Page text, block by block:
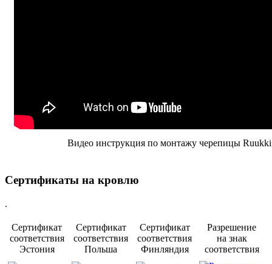
Видео инструкция по монтажу черепицы Ruukki
Сертификаты на кровлю
.
Сертификат
соответствия
Эстония
Сертификат
соответствия
Польша
Сертификат
соответствия
Финляндия
Разрешение
на знак
соответствия